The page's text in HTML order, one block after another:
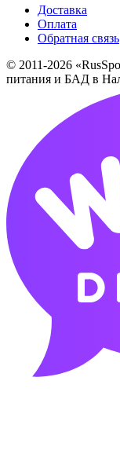
Доставка
Оплата
Обратная связь
© 2011-2026
питания и БАД в